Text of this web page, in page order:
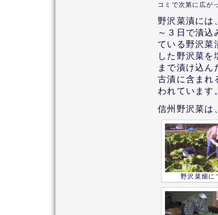
コミで次第に広が
野沢菜漬には
～３日で漬込
ている野沢菜
した野沢菜
まで漬け込
古漬に含まれ
われています
信州野沢菜は
野沢菜畑に